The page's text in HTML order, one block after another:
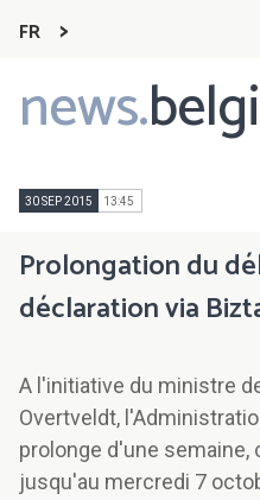
FR
news.
Main
navigation
30 SEP 2015 13:45
Prolongation du
déclaration via
A l'initiative du ministre
Overtveldt,
prolonge d'une semaine,
jusqu'au mercredi 7